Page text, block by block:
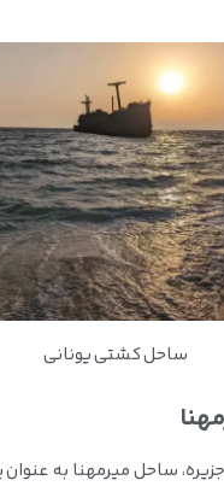
ساحل کشتی یونانی
ساحل میرمهنا به عنوان